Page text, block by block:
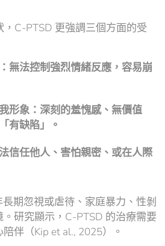
，C-PTSD 更強調三個方面的受
無法控制強烈情緒反應，容易崩
形象：深刻的羞愧感、無價值
有缺陷」。
信任他人、害怕親密、或在人際
期忽視或虐待、家庭暴力、性剝
研究顯示，C-PTSD 的治療需要
伴（Kip et al., 2025）。